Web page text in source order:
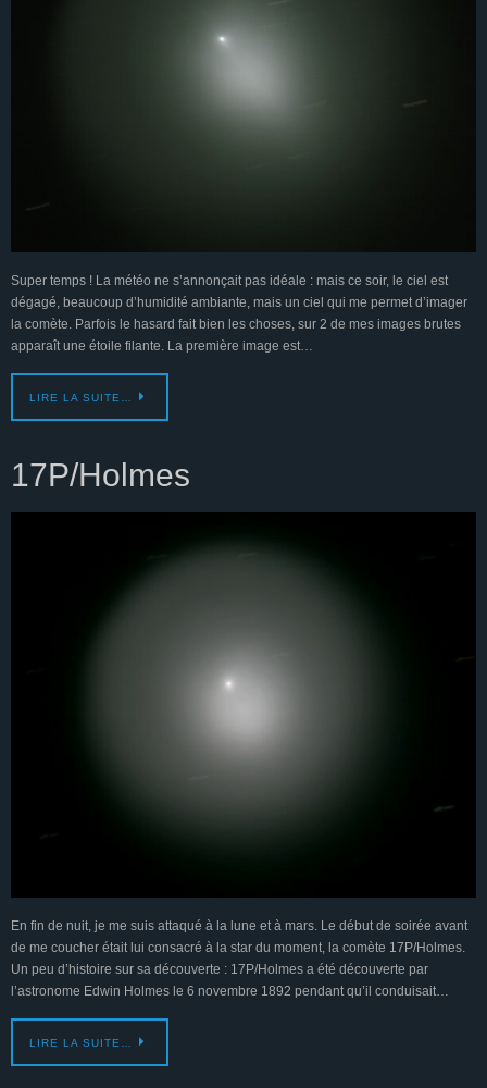
Super temps ! La météo ne s’annonçait pas idéale : mais ce soir, le ciel est
dégagé, beaucoup d’humidité ambiante, mais un ciel qui me permet d’imager
la comète. Parfois le hasard fait bien les choses, sur 2 de mes images brutes
apparaît une étoile filante. La première image est…
LIRE LA SUITE…
17P/Holmes
En fin de nuit, je me suis attaqué à la lune et à mars. Le début de soirée avant
de me coucher était lui consacré à la star du moment, la comète 17P/Holmes.
Un peu d’histoire sur sa découverte : 17P/Holmes a été découverte par
l’astronome Edwin Holmes le 6 novembre 1892 pendant qu’il conduisait…
LIRE LA SUITE…